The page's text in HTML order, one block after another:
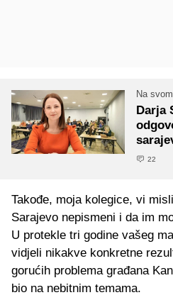
Na
Darja
22
Takođe, moja kolegice, vi
Sarajevo nepismeni i da im
U protekle tri godine vašeg
vidjeli nikakve konkretne
gorućih problema građana
bio na nebitnim temama.